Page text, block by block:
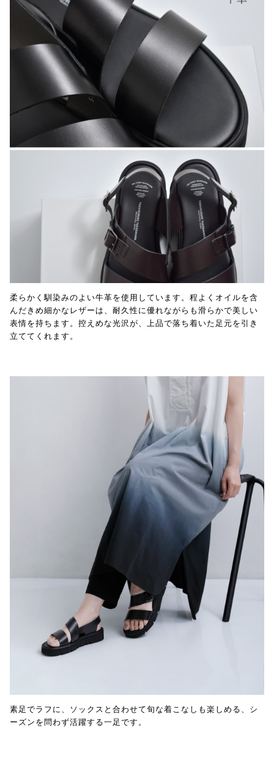
柔らかく馴染みのよい牛革を使用しています。程よくオイルを含
んだきめ細かなレザーは、耐久性に優れながらも滑らかで美しい
表情を持ちます。控えめな光沢が、上品で落ち着いた足元を引き
立ててくれます。
素足でラフに、ソックスと合わせて旬な着こなしも楽しめる、シ
ーズンを問わず活躍する一足です。